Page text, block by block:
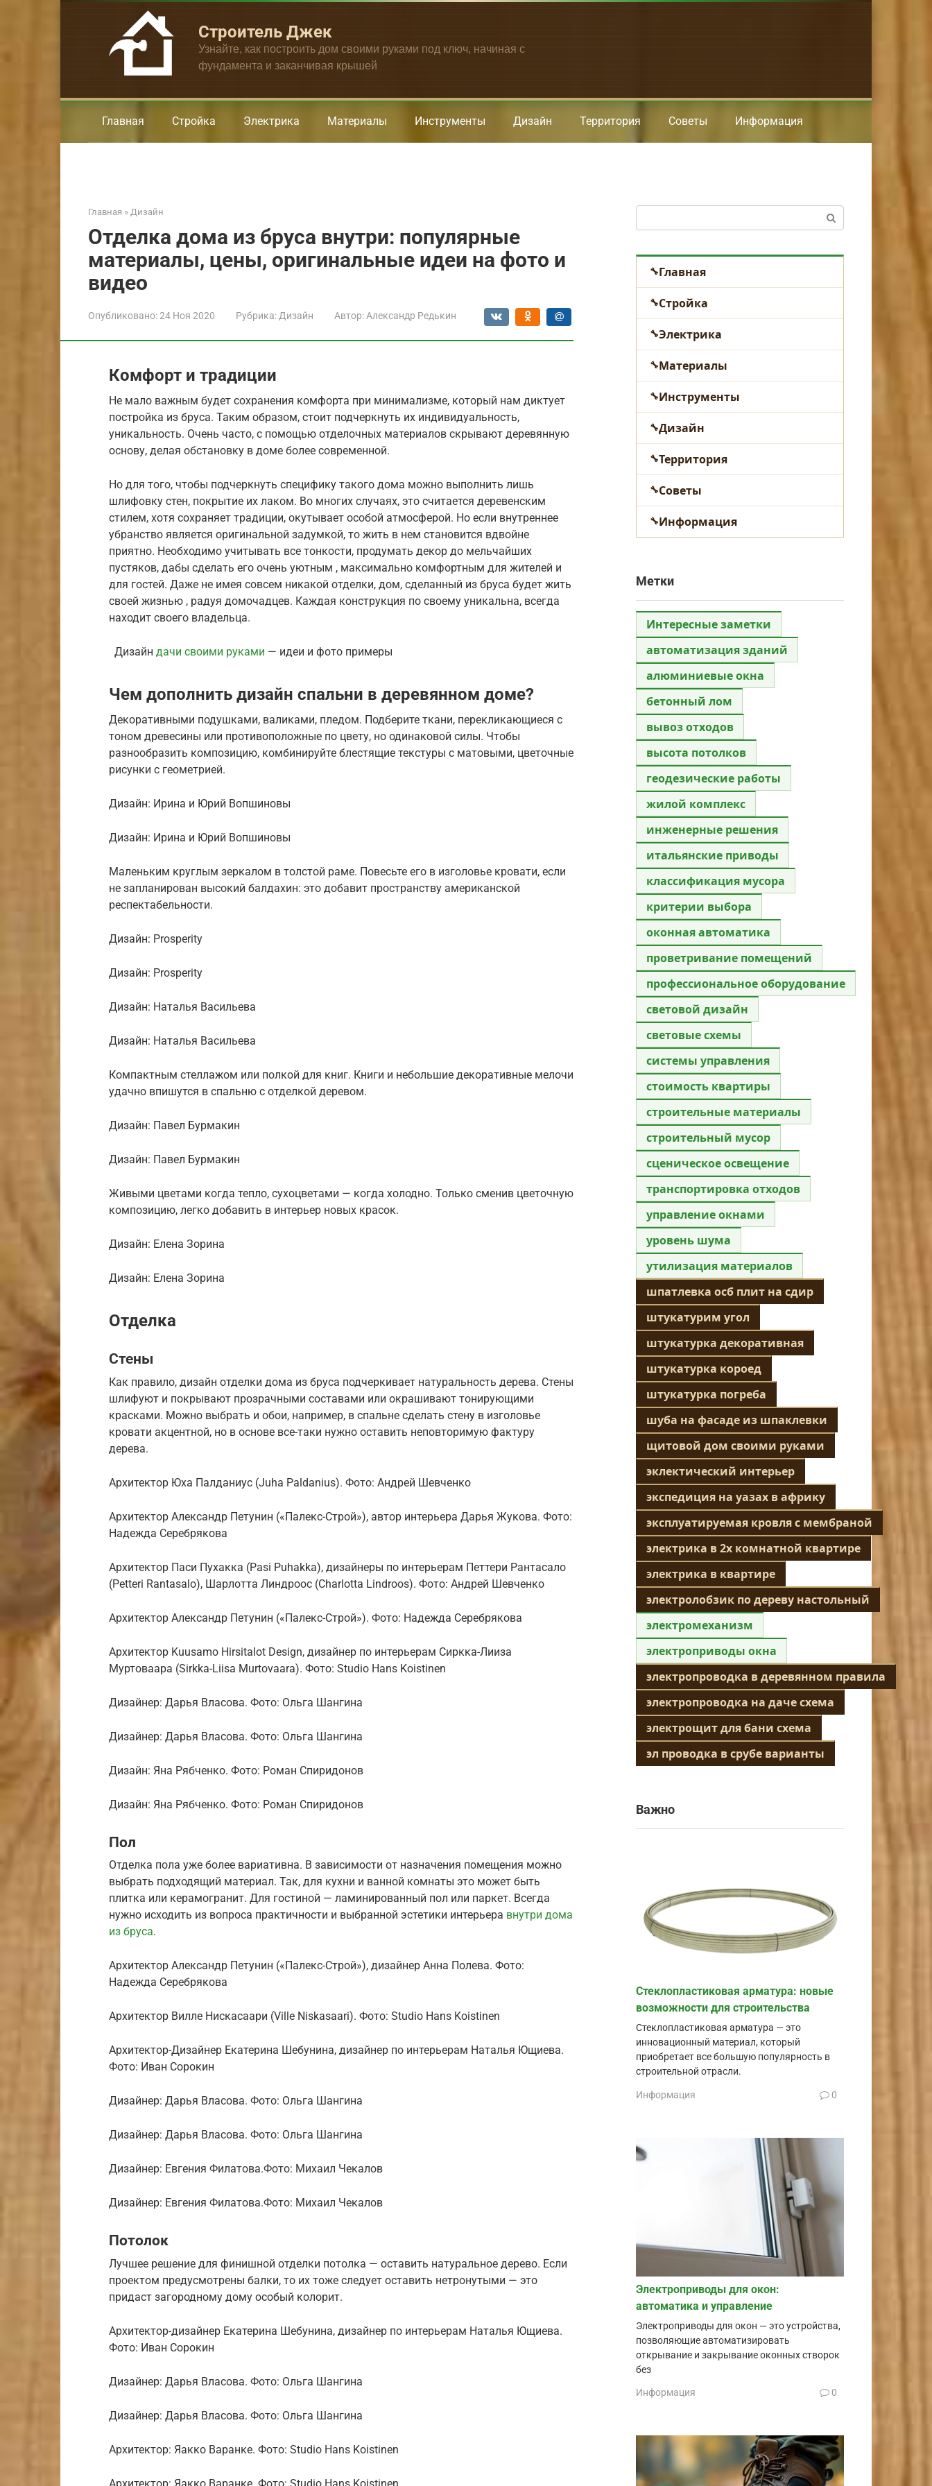
Строитель Джек
Узнайте, как построить дом своими руками под ключ, начиная с
фундамента и заканчивая крышей
Главная Стройка Электрика Материалы Инструменты Дизайн Территория Советы Информация
Главная » Дизайн
Отделка дома из бруса внутри: популярные
материалы, цены, оригинальные идеи на фото и
видео
Опубликовано:24 Ноя 2020 Рубрика: Дизайн Автор: Александр Редькин
Комфорт и традиции
Не мало важным будет сохранения комфорта при минимализме, который нам диктует
постройка из бруса. Таким образом, стоит подчеркнуть их индивидуальность,
уникальность. Очень часто, с помощью отделочных материалов скрывают деревянную
основу, делая обстановку в доме более современной.
Но для того, чтобы подчеркнуть специфику такого дома можно выполнить лишь
шлифовку стен, покрытие их лаком. Во многих случаях, это считается деревенским
стилем, хотя сохраняет традиции, окутывает особой атмосферой. Но если внутреннее
убранство является оригинальной задумкой, то жить в нем становится вдвойне
приятно. Необходимо учитывать все тонкости, продумать декор до мельчайших
пустяков, дабы сделать его очень уютным , максимально комфортным для жителей и
для гостей. Даже не имея совсем никакой отделки, дом, сделанный из бруса будет жить
своей жизнью , радуя домочадцев. Каждая конструкция по своему уникальна, всегда
находит своего владельца.
Дизайн дачи своими руками — идеи и фото примеры
Чем дополнить дизайн спальни в деревянном доме?
Декоративными подушками, валиками, пледом. Подберите ткани, перекликающиеся с
тоном древесины или противоположные по цвету, но одинаковой силы. Чтобы
разнообразить композицию, комбинируйте блестящие текстуры с матовыми, цветочные
рисунки с геометрией.
Дизайн: Ирина и Юрий Вопшиновы
Дизайн: Ирина и Юрий Вопшиновы
Маленьким круглым зеркалом в толстой раме. Повесьте его в изголовье кровати, если
не запланирован высокий балдахин: это добавит пространству американской
респектабельности.
Дизайн: Prosperity
Дизайн: Prosperity
Дизайн: Наталья Васильева
Дизайн: Наталья Васильева
Компактным стеллажом или полкой для книг. Книги и небольшие декоративные мелочи
удачно впишутся в спальню с отделкой деревом.
Дизайн: Павел Бурмакин
Дизайн: Павел Бурмакин
Живыми цветами когда тепло, сухоцветами — когда холодно. Только сменив цветочную
композицию, легко добавить в интерьер новых красок.
Дизайн: Елена Зорина
Дизайн: Елена Зорина
Отделка
Стены
Как правило, дизайн отделки дома из бруса подчеркивает натуральность дерева. Стены
шлифуют и покрывают прозрачными составами или окрашивают тонирующими
красками. Можно выбрать и обои, например, в спальне сделать стену в изголовье
кровати акцентной, но в основе все-таки нужно оставить неповторимую фактуру
дерева.
Архитектор Юха Палданиус (Juha Paldanius). Фото: Андрей Шевченко
Архитектор Александр Петунин («Палекс-Строй»), автор интерьера Дарья Жукова. Фото:
Надежда Серебрякова
Архитектор Паси Пухакка (Pasi Puhakka), дизайнеры по интерьерам Петтери Рантасало
(Petteri Rantasalo), Шарлотта Линдроос (Charlotta Lindroos). Фото: Андрей Шевченко
Архитектор Александр Петунин («Палекс-Строй»). Фото: Надежда Серебрякова
Архитектор Kuusamo Hirsitalot Design, дизайнер по интерьерам Сиркка-Лииза
Муртоваара (Sirkka-Liisa Murtovaara). Фото: Studio Hans Koistinen
Дизайнер: Дарья Власова. Фото: Ольга Шангина
Дизайнер: Дарья Власова. Фото: Ольга Шангина
Дизайн: Яна Рябченко. Фото: Роман Спиридонов
Дизайн: Яна Рябченко. Фото: Роман Спиридонов
Пол
Отделка пола уже более вариативна. В зависимости от назначения помещения можно
выбрать подходящий материал. Так, для кухни и ванной комнаты это может быть
плитка или керамогранит. Для гостиной — ламинированный пол или паркет. Всегда
нужно исходить из вопроса практичности и выбранной эстетики интерьера внутри дома
из бруса.
Архитектор Александр Петунин («Палекс-Строй»), дизайнер Анна Полева. Фото:
Надежда Серебрякова
Архитектор Вилле Нискасаари (Ville Niskasaari). Фото: Studio Hans Koistinen
Архитектор-Дизайнер Екатерина Шебунина, дизайнер по интерьерам Наталья Ющиева.
Фото: Иван Сорокин
Дизайнер: Дарья Власова. Фото: Ольга Шангина
Дизайнер: Дарья Власова. Фото: Ольга Шангина
Дизайнер: Евгения Филатова.Фото: Михаил Чекалов
Дизайнер: Евгения Филатова.Фото: Михаил Чекалов
Потолок
Лучшее решение для финишной отделки потолка — оставить натуральное дерево. Если
проектом предусмотрены балки, то их тоже следует оставить нетронутыми — это
придаст загородному дому особый колорит.
Архитектор-дизайнер Екатерина Шебунина, дизайнер по интерьерам Наталья Ющиева.
Фото: Иван Сорокин
Дизайнер: Дарья Власова. Фото: Ольга Шангина
Дизайнер: Дарья Власова. Фото: Ольга Шангина
Архитектор: Яакко Варанке. Фото: Studio Hans Koistinen
Главная
Стройка
Электрика
Материалы
Инструменты
Дизайн
Территория
Советы
Информация
Метки
Интересные заметки
автоматизация зданий
алюминиевые окна
бетонный лом
вывоз отходов
высота потолков
геодезические работы
жилой комплекс
инженерные решения
итальянские приводы
классификация мусора
критерии выбора
оконная автоматика
проветривание помещений
профессиональное оборудование
световой дизайн
световые схемы
системы управления
стоимость квартиры
строительные материалы
строительный мусор
сценическое освещение
транспортировка отходов
управление окнами
уровень шума
утилизация материалов
шпатлевка осб плит на сдир
штукатурим угол
штукатурка декоративная
штукатурка короед
штукатурка погреба
шуба на фасаде из шпаклевки
щитовой дом своими руками
эклектический интерьер
экспедиция на уазах в африку
эксплуатируемая кровля с мембраной
электрика в 2х комнатной квартире
электрика в квартире
электролобзик по дереву настольный
электромеханизм
электроприводы окна
электропроводка в деревянном правила
электропроводка на даче схема
электрощит для бани схема
эл проводка в срубе варианты
Важно
Стеклопластиковая арматура: новые
возможности для строительства
Стеклопластиковая арматура — это
инновационный материал, который
приобретает все большую популярность в
строительной отрасли.
Информация 0
Электроприводы для окон:
автоматика и управление
Электроприводы для окон — это устройства,
позволяющие автоматизировать
открывание и закрывание оконных створок
без
Информация 0